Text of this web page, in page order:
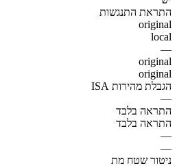
התראת התנגשות
original
local
—
original
original
הגבלת מהירות ISA
—
התראה בלבד
התראה בלבד
—
—
ניטור שטח מת